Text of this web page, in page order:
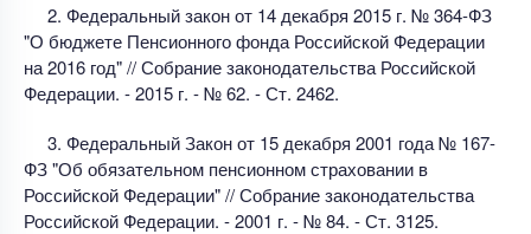
2. Федеральный закон от 14 декабря 2015 г. № 364-ФЗ
"О бюджете Пенсионного фонда Российской Федерации
на 2016 год" // Собрание законодательства Российской
Федерации. - 2015 г. - № 62. - Ст. 2462.
3. Федеральный Закон от 15 декабря 2001 года № 167-
ФЗ "Об обязательном пенсионном страховании в
Российской Федерации" // Собрание законодательства
Российской Федерации. - 2001 г. - № 84. - Ст. 3125.